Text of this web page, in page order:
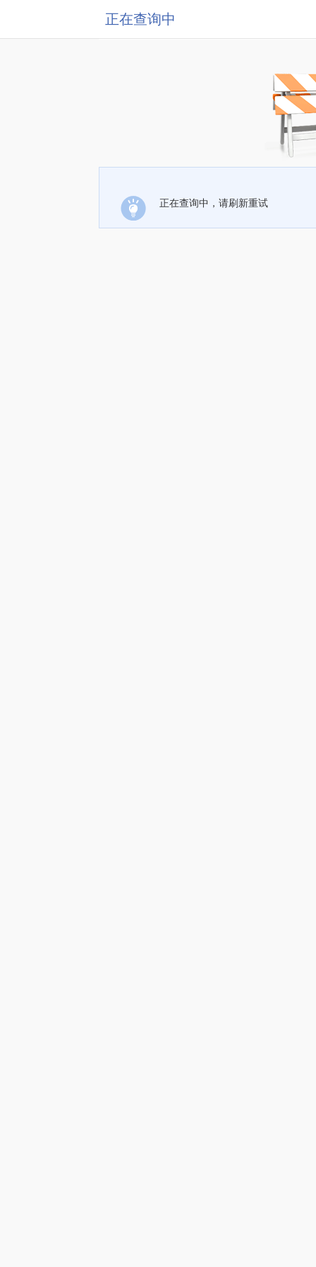
正在查询中
正在查询中，请刷新重试